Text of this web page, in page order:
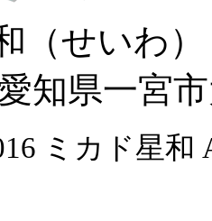
（せいわ
知県一宮
ミカド星和